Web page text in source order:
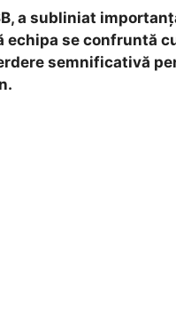
a subliniat
se confruntă
semnificativă